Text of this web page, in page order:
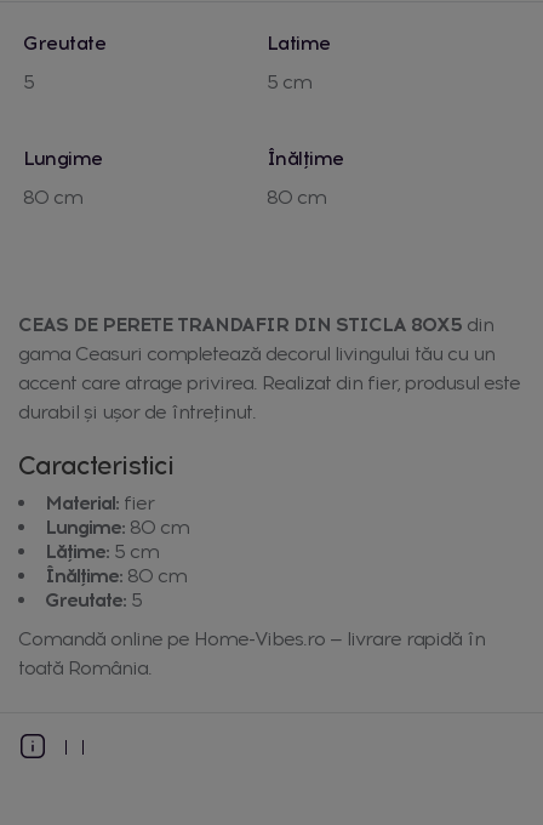
Greutate
5
Latime
5 cm
Lungime
80 cm
Înălțime
80 cm
CEAS DE PERETE TRANDAFIR DIN STICLA 80X5 din
gama Ceasuri completează decorul livingului tău cu un
accent care atrage privirea. Realizat din fier, produsul este
durabil și ușor de întreținut.
Caracteristici
Material: fier
Lungime: 80 cm
Lățime: 5 cm
Înălțime: 80 cm
Greutate: 5
Comandă online pe Home-Vibes.ro — livrare rapidă în
toată România.